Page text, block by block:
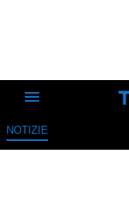
NOTIZIE